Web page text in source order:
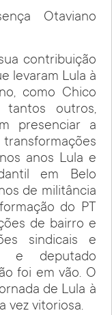
Otaviano
contribuição
levaram Lula à
como Chico
tantos outros,
presenciar a
anos Lula e
em Belo
de militância
do PT
de bairro e
sindicais e
e deputado
foi em vão. O
de Lula à
vez vitoriosa.